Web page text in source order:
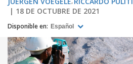
18 DE OCTUBRE DE 2021
Disponible en: Español